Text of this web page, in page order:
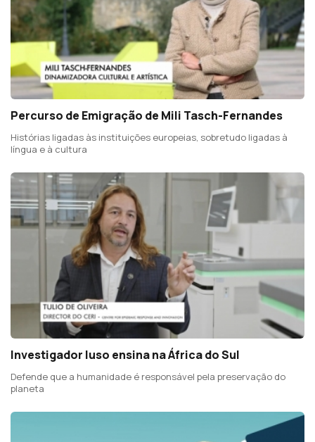
Percurso de Emigração de Mili Tasch-Fernandes
Histórias ligadas às instituições europeias, sobretudo ligadas à
língua e à cultura
Investigador luso ensina na África do Sul
Defende que a humanidade é responsável pela preservação do
planeta